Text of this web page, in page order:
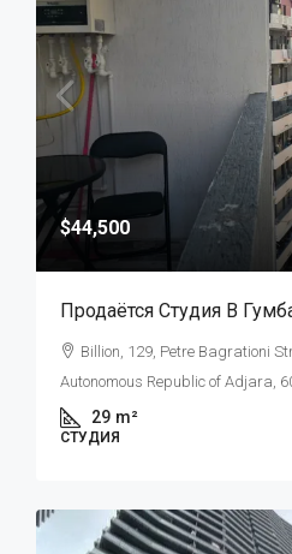
$44,500
Продаётся Студия В
Billion, 129, Petre Bagrationi
Autonomous Republic of Adjara,
29 m²
СТУДИЯ